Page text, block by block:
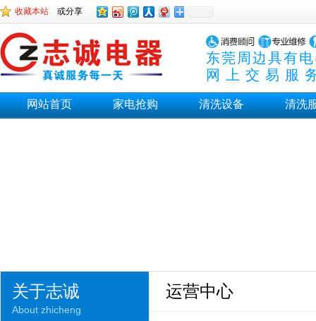
收藏本站 或分享
东莞周边具有
网上交易服
网站首页 家电抢购 清洗设备 清洗
关于志诚
About zhicheng
运营中心